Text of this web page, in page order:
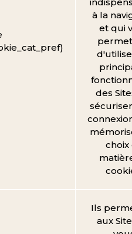
à la
et qui
des
choix
Ils
aux